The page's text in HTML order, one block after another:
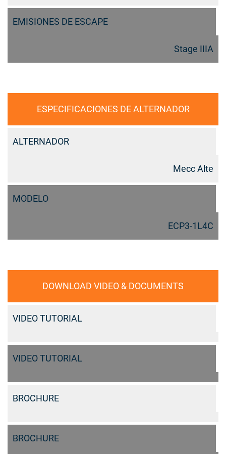
EMISIONES DE ESCAPE
Stage IIIA
ESPECIFICACIONES DE ALTERNADOR
ALTERNADOR
Mecc Alte
MODELO
ECP3-1L4C
DOWNLOAD VIDEO & DOCUMENTS
VIDEO TUTORIAL
VIDEO TUTORIAL
BROCHURE
BROCHURE